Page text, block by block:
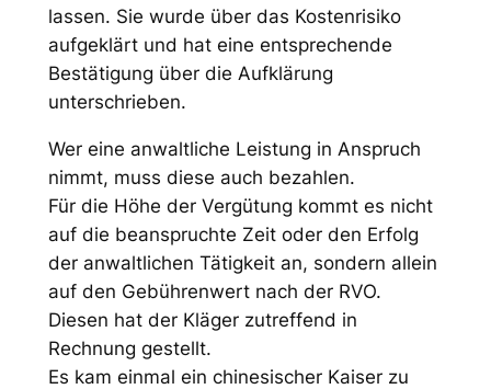
lassen. Sie wurde über das Kostenrisiko
aufgeklärt und hat eine entsprechende
Bestätigung über die Aufklärung
unterschrieben.
Wer eine anwaltliche Leistung in Anspruch
nimmt, muss diese auch bezahlen.
Für die Höhe der Vergütung kommt es nicht
auf die beanspruchte Zeit oder den Erfolg
der anwaltlichen Tätigkeit an, sondern allein
auf den Gebührenwert nach der RVO.
Diesen hat der Kläger zutreffend in
Rechnung gestellt.
Es kam einmal ein chinesischer Kaiser zu